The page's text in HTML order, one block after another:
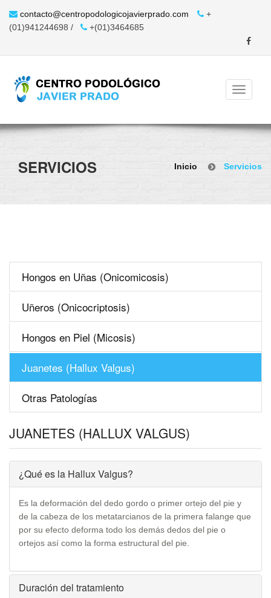
contacto@centropodologicojavierprado.com
+
(01)941244698 /
+(01)3464685
SERVICIOS Inicio Servicios
Hongos en Uñas (Onicomicosis)
Uñeros (Onicocriptosis)
Hongos en Piel (Micosis)
Juanetes (Hallux Valgus)
Otras Patologías
JUANETES (HALLUX VALGUS)
¿Qué es la Hallux Valgus?
Es la deformación del dedo gordo o primer ortejo del pie y
de la cabeza de los metatarcianos de la primera falange que
por su efecto deforma todo los demás dedos del pie o
ortejos así como la forma estructural del pie.
Duración del tratamiento